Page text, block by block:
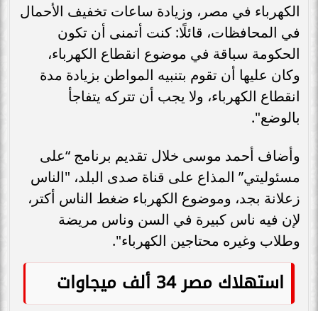
الكهرباء في مصر، وزيادة ساعات تخفيف الأحمال
في المحافظات، قائلًا: كنت أتمنى أن تكون
الحكومة سباقة في موضوع انقطاع الكهرباء،
وكان عليها أن تقوم بتنبيه المواطن بزيادة مدة
انقطاع الكهرباء، ولا يجب أن تتركه يتفاجأ
بالوضع".
وأضاف أحمد موسى خلال تقديم برنامج “على
مسئوليتي” المذاع على قناة صدى البلد، "الناس
زعلانة بجد، وموضوع الكهرباء ضغط الناس أكتر،
لإن فيه ناس كبيرة في السن وناس مريضة
وطلاب وغيره محتاجين الكهرباء".
استهلاك مصر 34 ألف ميجاوات